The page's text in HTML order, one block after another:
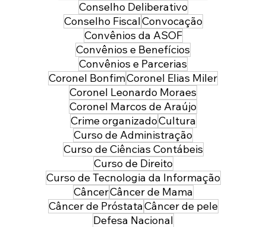
Conselho Deliberativo
Conselho FiscalConvocação
Convênios da ASOF
Convênios e Benefícios
Convênios e Parcerias
Coronel BonfimCoronel Elias Miler
Coronel Leonardo Moraes
Coronel Marcos de Araújo
Crime organizadoCultura
Curso de Administração
Curso de Ciências Contábeis
Curso de Direito
Curso de Tecnologia da Informação
CâncerCâncer de Mama
Câncer de PróstataCâncer de pele
Defesa Nacional